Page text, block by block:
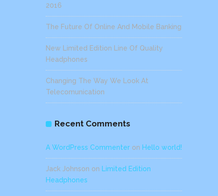
2016
The Future Of Online And Mobile Banking
New Limited Edition Line Of Quality
Headphones
Changing The Way We Look At
Telecomunication
Recent Comments
A WordPress Commenter on Hello world!
Jack Johnson on
Limited Edition
Headphones